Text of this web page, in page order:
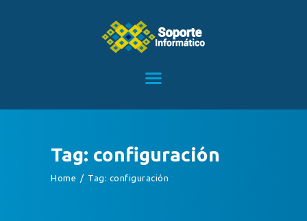
Tag: configuración
Home Tag: configuración
BLOG
TIENDA